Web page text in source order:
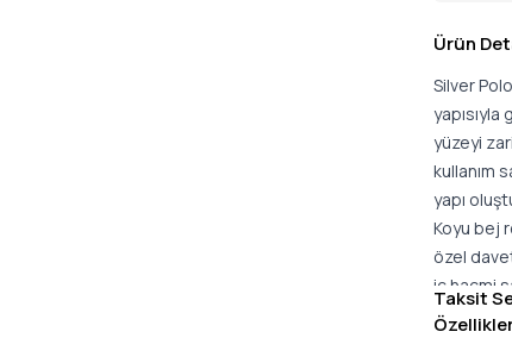
Ürün
Silver
yapısıyla
yüzeyi
kullanım
yapı
Koyu bej
özel
iç hacmi
düzenli
Taksit